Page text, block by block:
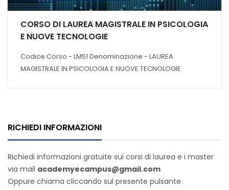
CORSO DI LAUREA MAGISTRALE IN PSICOLOGIA
E NUOVE TECNOLOGIE
Codice Corso - LM51 Denominazione - LAUREA
MAGISTRALE IN PSICOLOGIA E NUOVE TECNOLOGIE
RICHIEDI INFORMAZIONI
Richiedi informazioni gratuite sui corsi di laurea e i master
via mail academyecampus@gmail.com
Oppure chiama cliccando sul presente pulsante